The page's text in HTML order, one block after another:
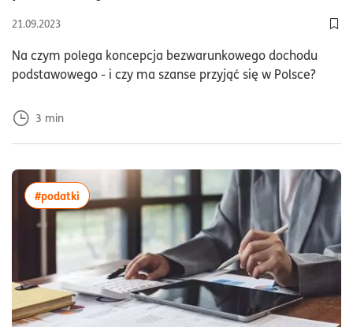
21.09.2023
Na czym polega koncepcja bezwarunkowego dochodu
podstawowego - i czy ma szanse przyjąć się w Polsce?
3 min
#podatki więcej artykułów z tagiem:#podatki